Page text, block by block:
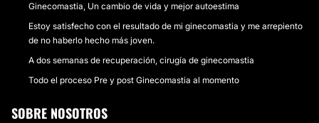
Ginecomastia, Un cambio de vida y mejor autoestima
Estoy satisfecho con el resultado de mi ginecomastia y me arrepiento
de no haberlo hecho más joven.
A dos semanas de recuperación, cirugía de ginecomastia
Todo el proceso Pre y post Ginecomastia al momento
SOBRE NOSOTROS